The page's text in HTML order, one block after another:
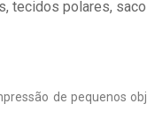
tecidos polares,
de pequenos